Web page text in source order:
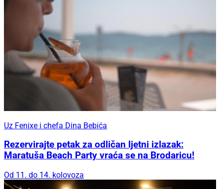
Uz Fenixe i chefa Dina Bebića
Rezervirajte petak za odličan ljetni izlazak:
Maratuša Beach Party vraća se na Brodaricu!
Od 11. do 14. kolovoza